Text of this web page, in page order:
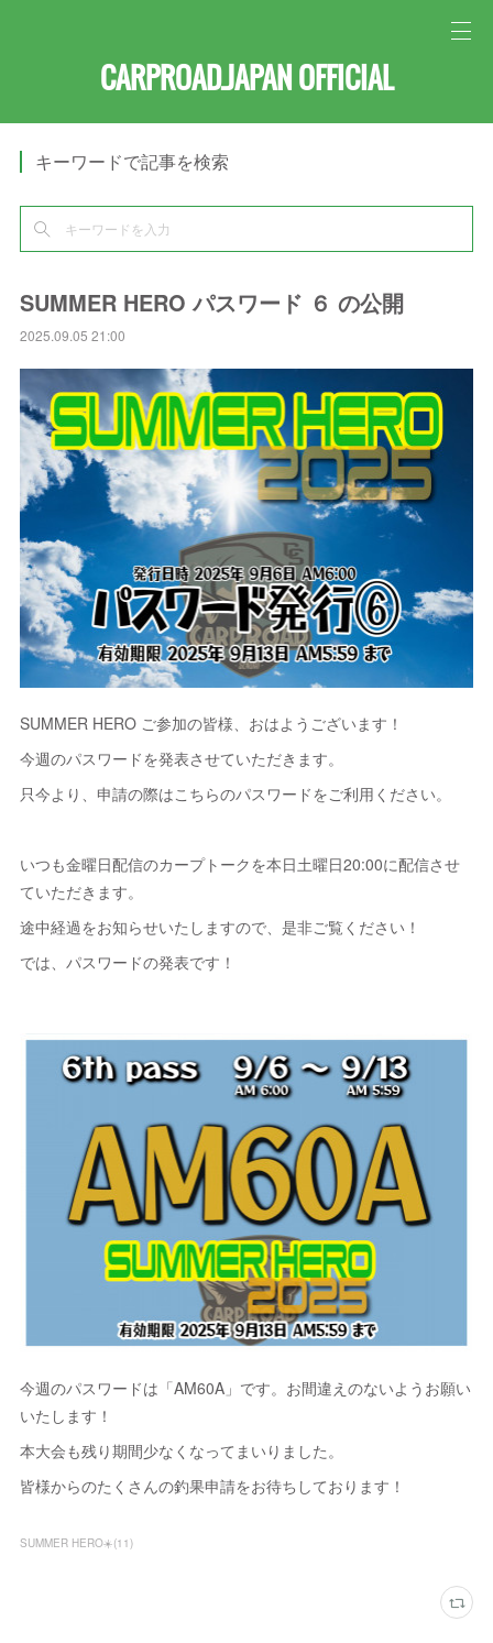
CARPROAD.JAPAN OFFICIAL
キーワードで記事を検索
SUMMER HERO パスワード ６ の公開
2025.09.05 21:00
SUMMER HERO ご参加の皆様、おはようございます！
今週のパスワードを発表させていただきます。
只今より、申請の際はこちらのパスワードをご利用ください。
いつも金曜日配信のカープトークを本日土曜日20:00に配信させ
ていただきます。
途中経過をお知らせいたしますので、是非ご覧ください！
では、パスワードの発表です！
今週のパスワードは「AM60A」です。お間違えのないようお願い
いたします！
本大会も残り期間少なくなってまいりました。
皆様からのたくさんの釣果申請をお待ちしております！
SUMMER HERO☀️(11)